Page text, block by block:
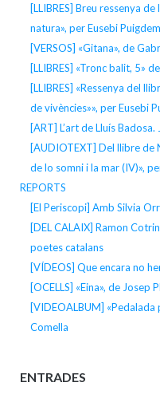
[LLIBRES] Breu ressenya
natura», per Eusebi
[VERSOS] «Gitana», de
[LLIBRES] «Tronc balit, 5»
[LLIBRES] «Ressenya del
de vivències»», per Eusebi
[ART] L’art de Lluís
[AUDIOTEXT] Del llibre de
de lo somni i la mar (IV)»,
REPORTS
[El Periscopi] Amb Silvia
[DEL CALAIX] Ramon
poetes catalans
[VÍDEOS] Que encara no
[OCELLS] «Eina», de Josep
[VIDEOALBUM] «Pedalada
Comella
ENTRADES